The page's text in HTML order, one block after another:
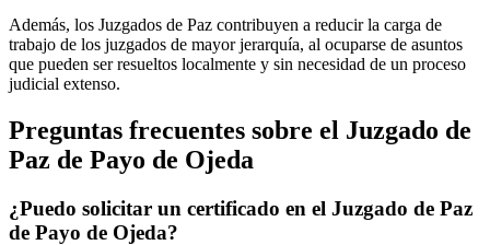
Además, los Juzgados de Paz contribuyen a reducir la carga de
trabajo de los juzgados de mayor jerarquía, al ocuparse de asuntos
que pueden ser resueltos localmente y sin necesidad de un proceso
judicial extenso.
Preguntas frecuentes sobre el Juzgado de
Paz de Payo de Ojeda
¿Puedo solicitar un certificado en el Juzgado de Paz
de Payo de Ojeda?